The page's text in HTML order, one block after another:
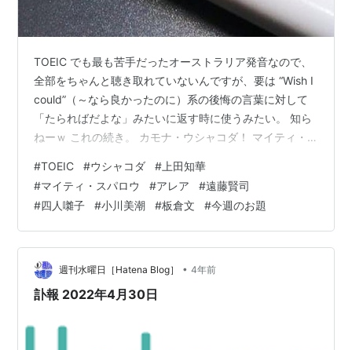
TOEIC でも最も苦手だったオーストラリア発音なので、
全部をちゃんと聴き取れていないんですが、要は “Wish I
could”（～なら良かったのに）系の後悔の言葉に対して
「たらればだよな」みたいに返す時に使うみたい。 知ら
ねーｗ これの続き。 カモナ・ウシャコダ！ マイティ・
四人囃子！さらにチャクラ！ 私の動画に付く英語のコメ
ントから 今年の目標、達成できた？ カモナ・ウシャコ
ダ！ で、“Wish I could” と言えば、千葉県松戸市が全宇
宙に誇る伝説のブルース、R&Bバンド、ウシャコダ！ ブ
ルース、R&B をベースに雑多なジャンルを…
#TOEIC #ウシャコダ # 上田知華
#マイティ・スパロウ #アレア #遠藤賢司
#四人囃子 #小川美潮 #板倉文 #今週のお題
週刊水曜日［Hatena Blog］ • 4年前
訃報 2022年4月30日